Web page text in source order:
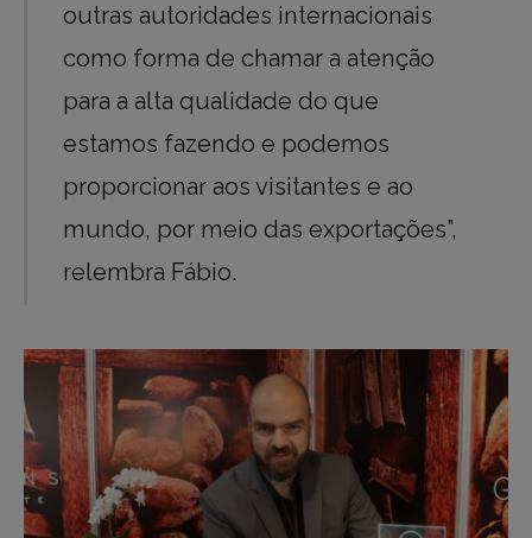
outras autoridades internacionais
como forma de chamar a atenção
para a alta qualidade do que
estamos fazendo e podemos
proporcionar aos visitantes e ao
mundo, por meio das exportações”,
relembra Fábio.